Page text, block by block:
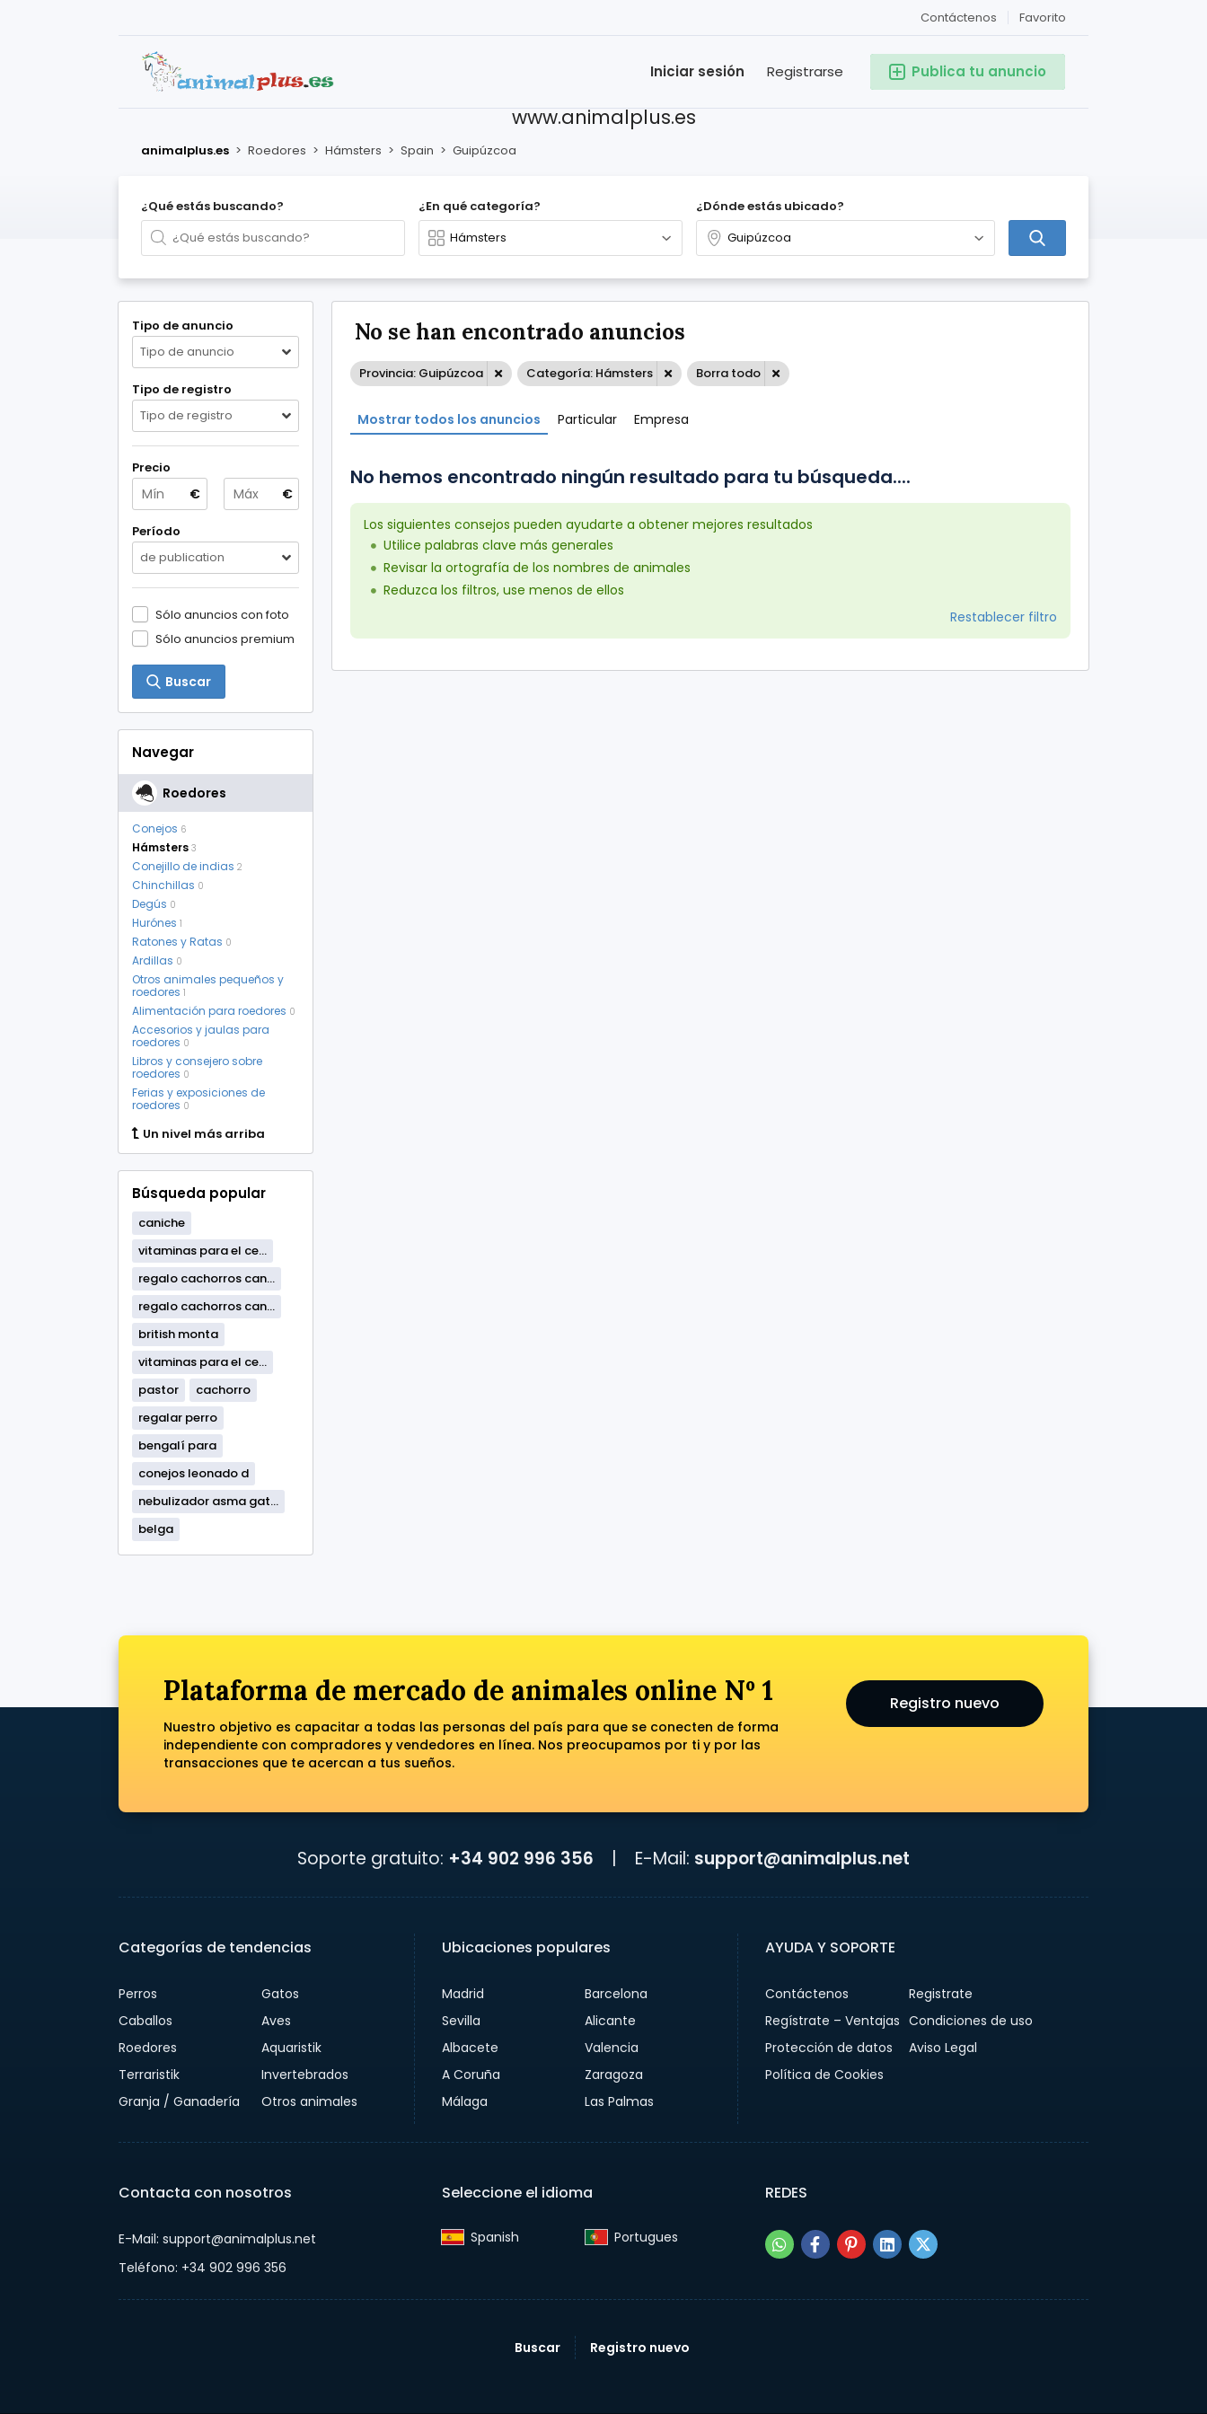
Favorito
Contáctenos
Publica tu anuncio
Registrarse
Iniciar sesión
www.animalplus.es
animalplus.es > Roedores > Hámsters > Spain > Guipúzcoa
¿Qué estás buscando? ¿En qué categoría? ¿Dónde estás ubicado?
Tipo de anuncio
Tipo de anuncio
Tipo de registro
Tipo de registro
Precio
€ €
Período
de publication
Sólo anuncios con foto
Sólo anuncios premium
Buscar
Navegar
Roedores
Conejos 6
Hámsters 3
Conejillo de indias 2
Chinchillas 0
Degús 0
Hurónes 1
Ratones y Ratas 0
Ardillas 0
Otros animales pequeños y
roedores 1
Alimentación para roedores 0
Accesorios y jaulas para
roedores 0
Libros y consejero sobre
roedores 0
Ferias y exposiciones de
roedores 0
Un nivel más arriba
Búsqueda popular
caniche
vitaminas para el ce...
regalo cachorros can...
regalo cachorros can...
british monta
vitaminas para el ce...
pastor
cachorro
regalar perro
bengalí para
conejos leonado d
nebulizador asma gat...
belga
No se han encontrado anuncios
Provincia: Guipúzcoa Categoría: Hámsters Borra todo
Mostrar todos los anuncios Particular Empresa
No hemos encontrado ningún resultado para tu búsqueda....
Los siguientes consejos pueden ayudarte a obtener mejores resultados
Utilice palabras clave más generales
Revisar la ortografía de los nombres de animales
Reduzca los filtros, use menos de ellos
Restablecer filtro
Plataforma de mercado de animales online Nº 1
Nuestro objetivo es capacitar a todas las personas del país para que se conecten de forma
independiente con compradores y vendedores en línea. Nos preocupamos por ti y por las
transacciones que te acercan a tus sueños.
Registro nuevo
Soporte gratuito: +34 902 996 356 E-Mail: support@animalplus.net
Categorías de tendencias
Perros
Gatos
Caballos
Aves
Roedores
Aquaristik
Terraristik
Invertebrados
Granja / Ganadería
Otros animales
Ubicaciones populares
Madrid
Barcelona
Sevilla
Alicante
Albacete
Valencia
A Coruña
Zaragoza
Málaga
Las Palmas
AYUDA Y SOPORTE
Contáctenos
Registrate
Regístrate – Ventajas Condiciones de uso
Protección de datos
Aviso Legal
Política de Cookies
Contacta con nosotros
E-Mail: support@animalplus.net
Teléfono: +34 902 996 356
Seleccione el idioma
Spanish‎ Portugues‎
REDES
Buscar Registro nuevo